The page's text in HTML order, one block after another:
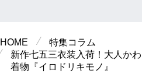
るヘアメイクアーティスト、そしてフォ
ーが、写真を通じて生涯の宝物となる
り上げます。 イロドリキモノとは レンタル振袖ラ
HOME
特集コラム
新作七五三衣装入荷！大人か
着物『イロドリキモノ』